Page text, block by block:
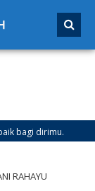
dirimu.
RAHAYU